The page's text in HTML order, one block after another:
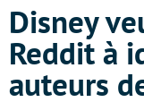
Disney
Reddit à
auteurs